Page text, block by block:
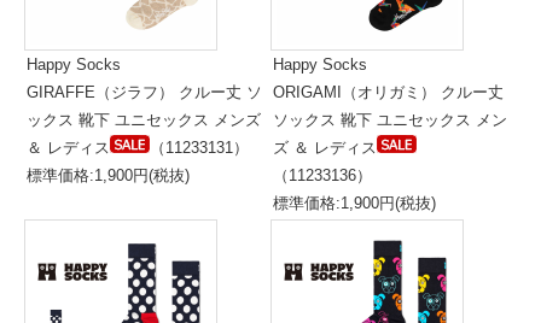
Happy Socks
GIRAFFE（ジラフ） クルー丈 ソ
ックス 靴下 ユニセックス メンズ
＆ レディス
（11233131）
標準価格:1,900円(税抜)
Happy Socks
ORIGAMI（オリガミ） クルー丈
ソックス 靴下 ユニセックス メン
ズ ＆ レディス
（11233136）
標準価格:1,900円(税抜)